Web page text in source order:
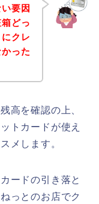
要因
どっ
クレ
った
高を確認の上、
トカードが使え
メします。
ードの引き落と
っとのお店でク